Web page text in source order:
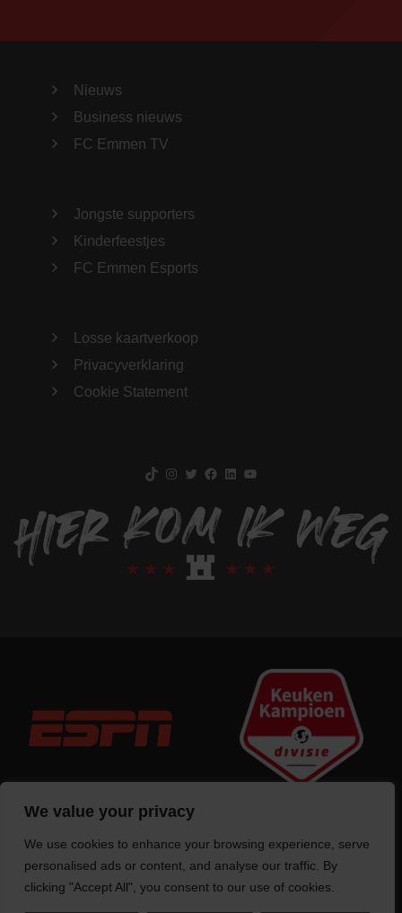
We value your privacy
We use cookies to enhance your browsing experience, serve
personalised ads or content, and analyse our traffic. By
clicking "Accept All", you consent to our use of cookies.
Nieuws
Business nieuws
FC Emmen TV
Jongste supporters
Kinderfeestjes
FC Emmen Esports
Losse kaartverkoop
Privacyverklaring
Cookie Statement
Trotse bouwervan deze website